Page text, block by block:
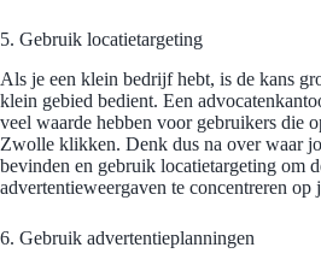
5. Gebruik locatietargeting
Als je een klein bedrijf hebt, is de kans
klein gebied bedient. Een
veel waarde hebben voor gebruikers die
Zwolle klikken. Denk dus na over waar
bevinden en gebruik locatietargeting om
advertentieweergaven te concentreren
6. Gebruik advertentieplanningen